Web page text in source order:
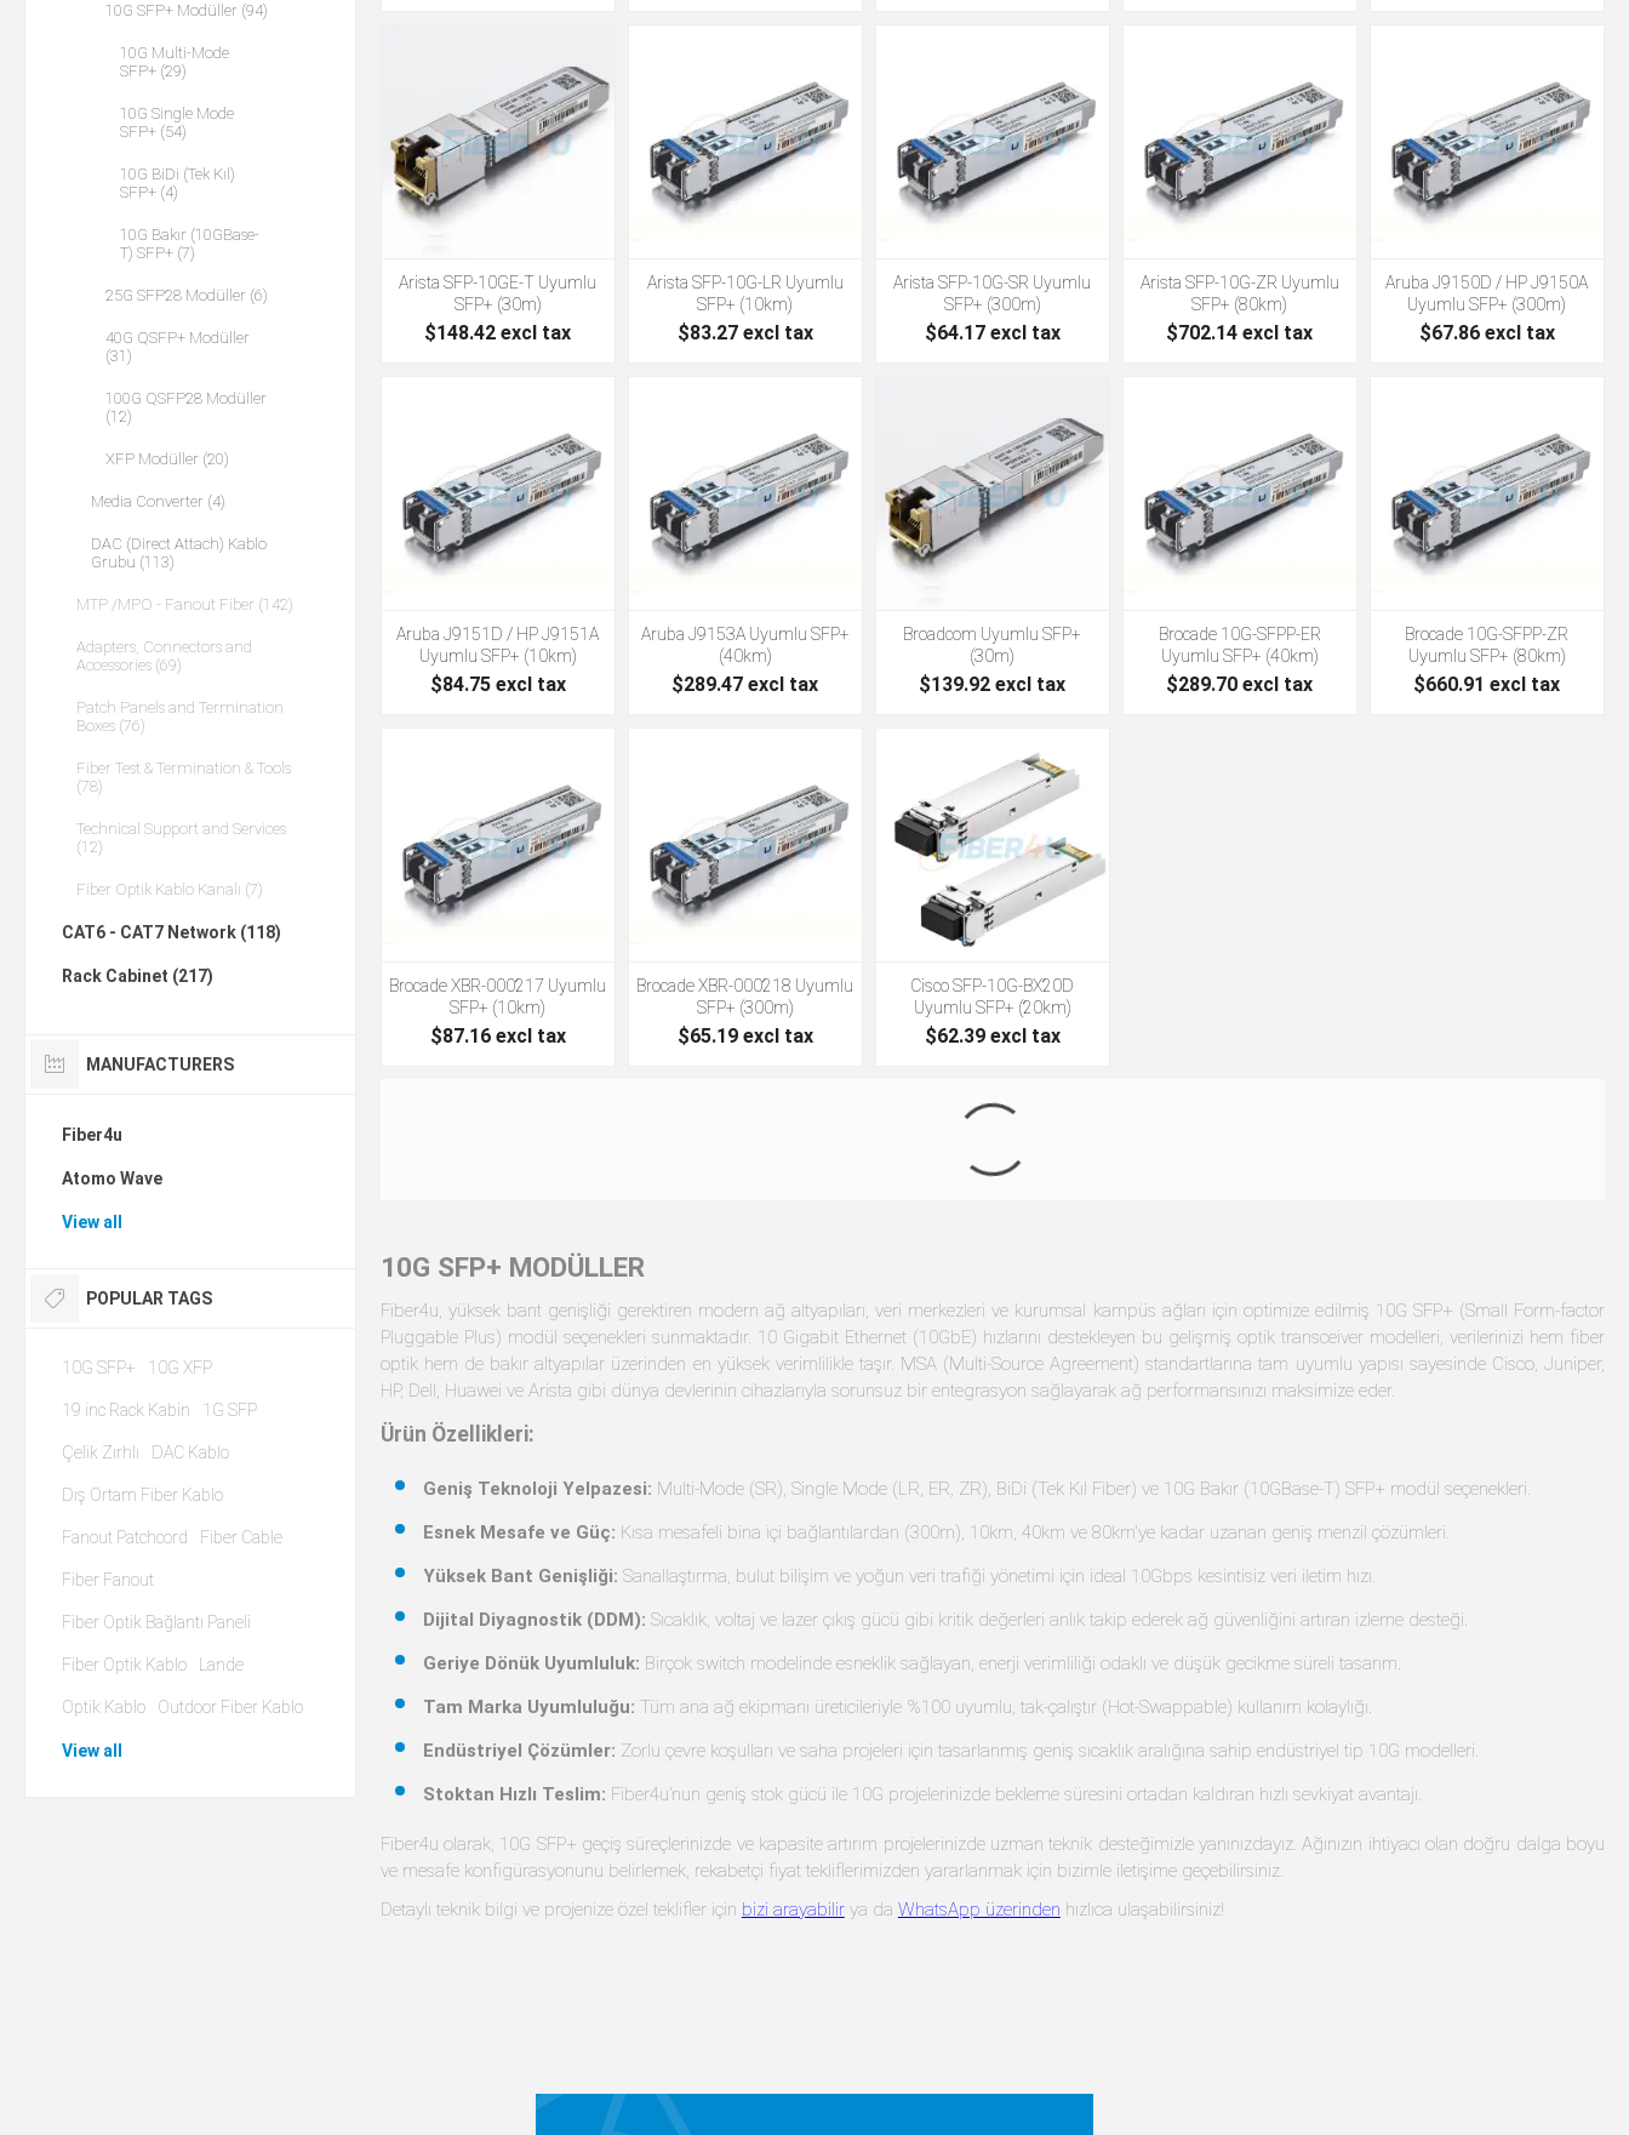
Arista SFP-10GE-T Uyumlu
SFP+ (30m)
$148.42 excl tax
Arista SFP-10G-LR Uyumlu
SFP+ (10km)
$83.27 excl tax
Arista SFP-10G-SR Uyumlu
SFP+ (300m)
$64.17 excl tax
Arista SFP-10G-ZR Uyumlu
SFP+ (80km)
$702.14 excl tax
Aruba J9150D / HP J9150A
Uyumlu SFP+ (300m)
$67.86 excl tax
Aruba J9151D / HP J9151A
Uyumlu SFP+ (10km)
$84.75 excl tax
Aruba J9153A Uyumlu SFP+
(40km)
$289.47 excl tax
Broadcom Uyumlu SFP+
(30m)
$139.92 excl tax
Brocade 10G-SFPP-ER
Uyumlu SFP+ (40km)
$289.70 excl tax
Brocade 10G-SFPP-ZR
Uyumlu SFP+ (80km)
$660.91 excl tax
Brocade XBR-000217 Uyumlu
SFP+ (10km)
$87.16 excl tax
Brocade XBR-000218 Uyumlu
SFP+ (300m)
$65.19 excl tax
Cisco SFP-10G-BX20D
Uyumlu SFP+ (20km)
$62.39 excl tax
Cisco SFP-10G-BX40U
Uyumlu SFP+ (40km)
$73.74 excl tax
Cisco SFP-10G-ER / -S
Uyumlu SFP+ (40km)
$295.39 excl tax
Cisco SFP-10G-LR / -S
Uyumlu SFP+ (10km)
$82.43 excl tax
Cisco SFP-10G-SR Uyumlu
SFP+ (300m)
$63.66 excl tax
Cisco SFP-10G-T-X Uyumlu
SFP+ (30m)
Uyumlu SFP+ (80km)
$663.71 excl tax
Uyumlu SFP+ (10km)
$85.27 excl tax
Uyumlu SFP+ (300m)
$64.63 excl tax
(40km)
$275.11 excl tax $290.44 excl tax
HP, Dell, Huawei ve Arista gibi dünya devlerinin cihazlarıyla sorunsuz bir entegrasyon sağlayarak ağ performansınızı maksimize eder.
10G SFP+ Modüller (94)
10G Multi-Mode
SFP+ (29)
10G Single Mode
SFP+ (54)
10G BiDi (Tek Kıl)
SFP+ (4)
10G Bakır (10GBase-
T) SFP+ (7)
25G SFP28 Modüller (6)
40G QSFP+ Modüller
(31)
100G QSFP28 Modüller
(12)
XFP Modüller (20)
Media Converter (4)
DAC (Direct Attach) Kablo
Grubu (113)
MTP /MPO - Fanout Fiber (142)
Adapters, Connectors and
Accessories (69)
Patch Panels and Termination
Boxes (76)
Fiber Test & Termination & Tools
(78)
Technical Support and Services
(12)
Fiber Optik Kablo Kanalı (7)
CAT6 - CAT7 Network (118)
Rack Cabinet (217)
MANUFACTURERS
Fiber4u
Atomo Wave
View all
POPULAR TAGS
10G SFP+ 10G XFP
19 inc Rack Kabin 1G SFP
Çelik Zırhlı DAC Kablo
Dış Ortam Fiber Kablo
Fanout Patchcord Fiber Cable
Fiber Fanout
Fiber Optik Bağlantı Paneli
Fiber Optik Kablo Lande
Optik Kablo Outdoor Fiber Kablo
View all